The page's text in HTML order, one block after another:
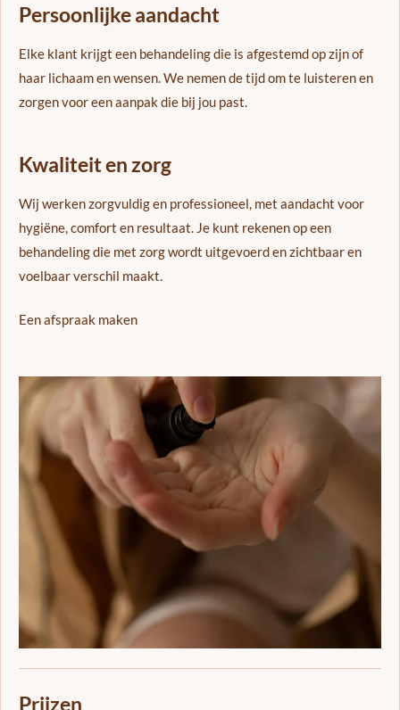
Persoonlijke aandacht
Elke klant krijgt een behandeling die is afgestemd op zijn of
haar lichaam en wensen. We nemen de tijd om te luisteren en
zorgen voor een aanpak die bij jou past.
Kwaliteit en zorg
Wij werken zorgvuldig en professioneel, met aandacht voor
hygiëne, comfort en resultaat. Je kunt rekenen op een
behandeling die met zorg wordt uitgevoerd en zichtbaar en
voelbaar verschil maakt.
Een afspraak maken
Prijzen